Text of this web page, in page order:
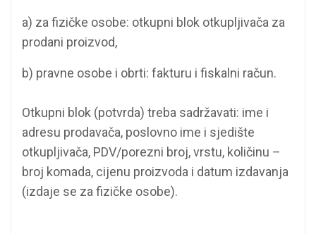
a) za fizičke osobe: otkupni blok otkupljivača za
prodani proizvod,
b) pravne osobe i obrti: fakturu i fiskalni račun.
Otkupni blok (potvrda) treba sadržavati: ime i
adresu prodavača, poslovno ime i sjedište
otkupljivača, PDV/porezni broj, vrstu, količinu –
broj komada, cijenu proizvoda i datum izdavanja
(izdaje se za fizičke osobe).